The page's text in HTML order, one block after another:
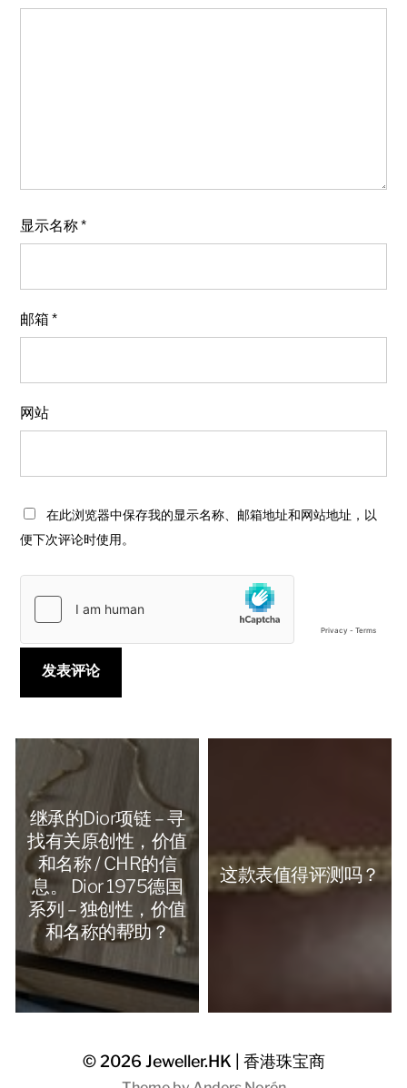
显示名称*
邮箱*
网站
在此浏览器中保存我的显示名称、邮箱地址和网站地址，以
便下次评论时使用。
继承的Dior项链 – 寻
找有关原创性，价值
和名称 / CHR的信
息。 Dior 1975德国
系列 – 独创性，价值
和名称的帮助？
这款表值得评测吗？
© 2026Jeweller.HK | 香港珠宝商